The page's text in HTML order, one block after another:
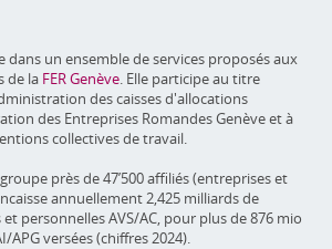
dans un ensemble de services proposés aux
de la FER Genève. Elle participe au titre
des caisses d'allocations
des Entreprises Romandes Genève et à
collectives de travail.
près de 47’500 affiliés (entreprises et
annuellement 2,425 milliards de
personnelles AVS/AC, pour plus de 876 mio
APG versées (chiffres 2024).